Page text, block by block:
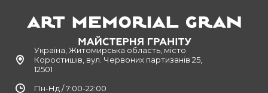
Україна, Житомирська область, місто
Коростишів, вул. Червоних партизанів 25,
12501
Пн-Нд / 7:00-22:00